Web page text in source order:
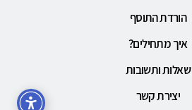
הורדת התוסף
איך מתחילים?
שאלות ותשובות
יצירת קשר